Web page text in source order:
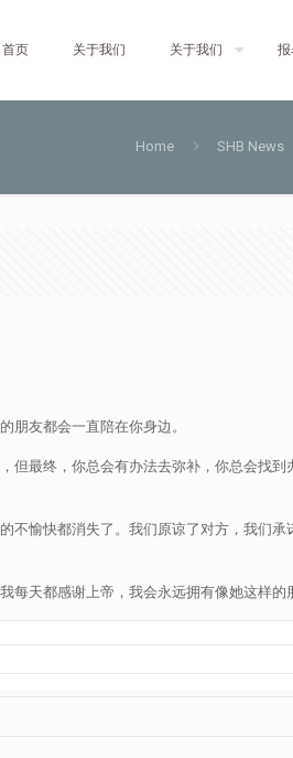
首页 关于我们 关于我们 报
Home SHB News
朋友都会一直陪在你身边。
但最终，你总会有办法去弥补，你总会找到
不愉快都消失了。我们原谅了对方，我们
天都感谢上帝，我会永远拥有像她这样的